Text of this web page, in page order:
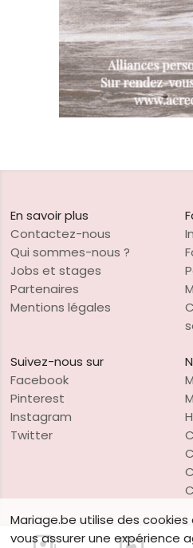
En savoir plus
Contactez-nous
Qui sommes-nous ?
Jobs et stages
Partenaires
Mentions légales
Suivez-nous sur
Facebook
Pinterest
Instagram
Twitter
Mariage.be utilise des cookies
vous assurer une expérience